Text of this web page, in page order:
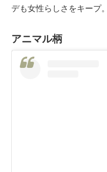
デも女性らしさをキープ。
アニマル柄